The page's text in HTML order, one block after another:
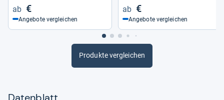
€
Angebote vergleichen
€
Angebote vergleichen
Produkte vergleichen
Datenblatt